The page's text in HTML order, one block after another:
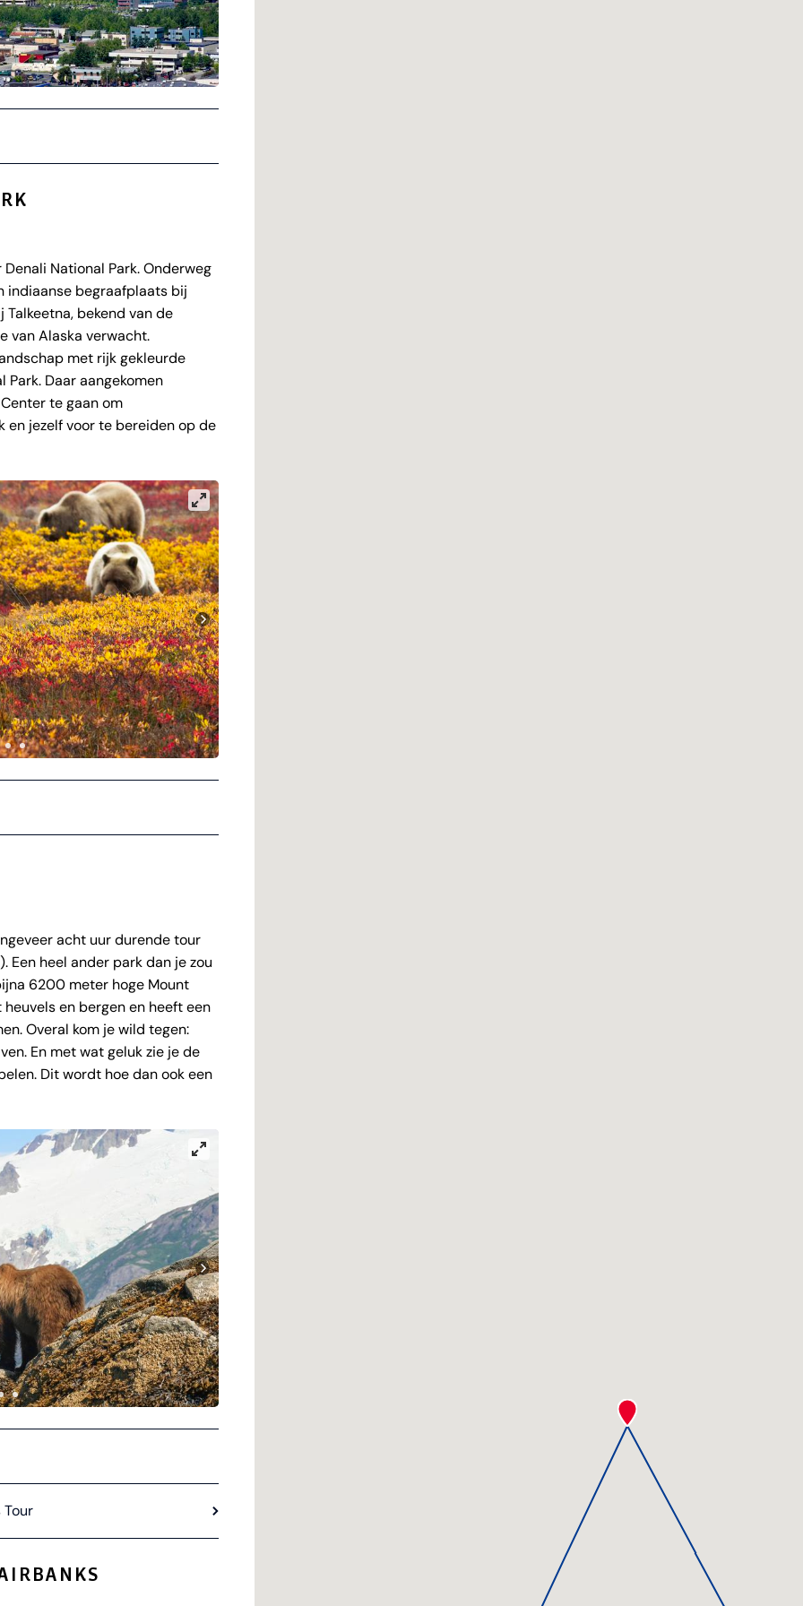
National Park. Onderweg
indiaanse begraafplaats bij
bekend van de
van Alaska verwacht.
met rijk gekleurde
Daar aangekomen
te gaan om
jezelf voor te bereiden op de
acht uur durende tour
Een heel ander park dan je zou
6200 meter hoge Mount
en bergen en heeft een
Overal kom je wild tegen:
En met wat geluk zie je de
Dit wordt hoe dan ook een